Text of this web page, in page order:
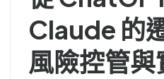
Claude 的
風險控管